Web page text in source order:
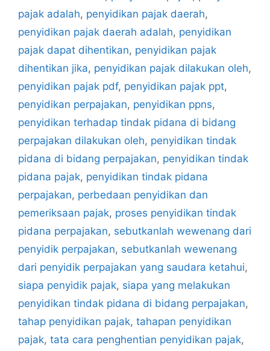
pajak adalah, penyidikan pajak daerah,
penyidikan pajak daerah adalah, penyidikan
pajak dapat dihentikan, penyidikan pajak
dihentikan jika, penyidikan pajak dilakukan oleh,
penyidikan pajak pdf, penyidikan pajak ppt,
penyidikan perpajakan, penyidikan ppns,
penyidikan terhadap tindak pidana di bidang
perpajakan dilakukan oleh, penyidikan tindak
pidana di bidang perpajakan, penyidikan tindak
pidana pajak, penyidikan tindak pidana
perpajakan, perbedaan penyidikan dan
pemeriksaan pajak, proses penyidikan tindak
pidana perpajakan, sebutkanlah wewenang dari
penyidik perpajakan, sebutkanlah wewenang
dari penyidik perpajakan yang saudara ketahui,
siapa penyidik pajak, siapa yang melakukan
penyidikan tindak pidana di bidang perpajakan,
tahap penyidikan pajak, tahapan penyidikan
pajak, tata cara penghentian penyidikan pajak,